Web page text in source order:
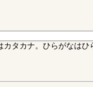
カタカナ。ひらがなはひ